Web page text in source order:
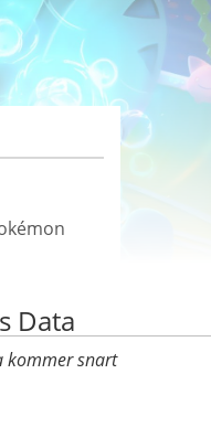
Data
kommer snart